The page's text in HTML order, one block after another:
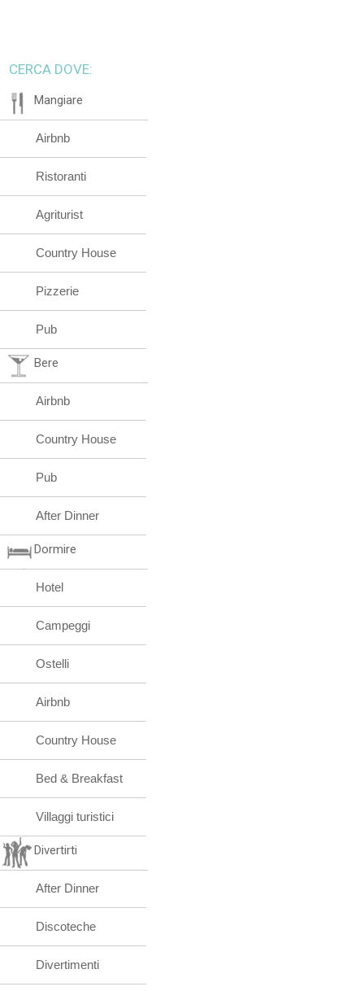
CERCA DOVE:
Mangiare
Airbnb
Ristoranti
Agriturist
Country House
Pizzerie
Pub
Bere
Airbnb
Country House
Pub
After Dinner
Dormire
Hotel
Campeggi
Ostelli
Airbnb
Country House
Bed & Breakfast
Villaggi turistici
Divertirti
After Dinner
Discoteche
Divertimenti